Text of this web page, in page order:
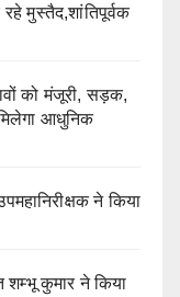
मुस्तैद,शांतिपूर्वक
को मंजूरी, सड़क,
आधुनिक
ने किया
शम्भू कुमार ने किया